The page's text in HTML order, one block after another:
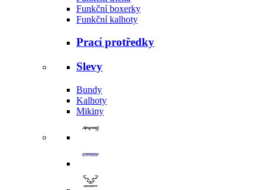
Funkční boxerky
Funkční kalhoty
Prací protředky
Slevy
Bundy
Kalhoty
Mikiny